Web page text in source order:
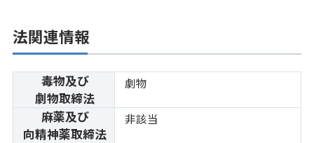
法関連情報
毒物及び
劇物取締法
劇物
麻薬及び
向精神薬取締法
非該当